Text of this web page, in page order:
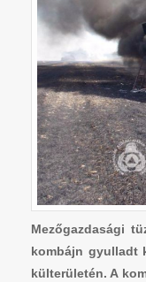
Mezőgazdasági
kombájn gyulladt
külterületén. A